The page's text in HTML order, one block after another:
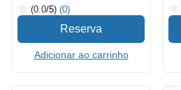
(0.0/5) (0)
Adicionar ao carrinho